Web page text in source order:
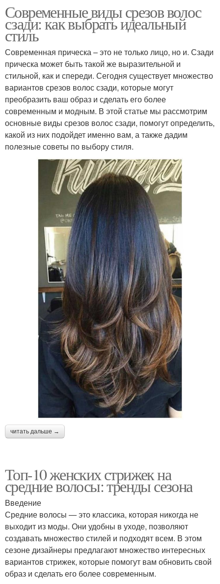
Современные виды срезов волос
сзади: как выбрать идеальный
стиль
Современная прическа – это не только лицо, но и. Сзади
прическа может быть такой же выразительной и
стильной, как и спереди. Сегодня существует множество
вариантов срезов волос сзади, которые могут
преобразить ваш образ и сделать его более
современным и модным. В этой статье мы рассмотрим
основные виды срезов волос сзади, помогут определить,
какой из них подойдет именно вам, а также дадим
полезные советы по выбору стиля.
читать дальше →
Топ-10 женских стрижек на
средние волосы: тренды сезона
Введение
Средние волосы — это классика, которая никогда не
выходит из моды. Они удобны в уходе, позволяют
создавать множество стилей и подходят всем. В этом
сезоне дизайнеры предлагают множество интересных
вариантов стрижек, которые помогут вам обновить свой
образ и сделать его более современным.